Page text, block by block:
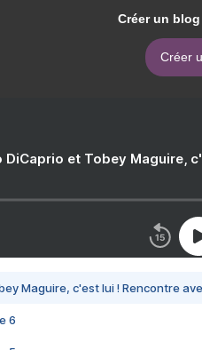
Créer un
Créer
DiCaprio et Tobey Maguire,
Maguire, c'est lui ! Rencontre
6